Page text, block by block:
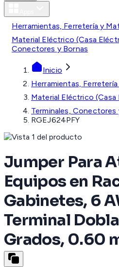
Herramientas, Ferretería y
Material Eléctrico (Casa
Conectores y Bornas
Inicio
Herramientas,
Material Eléctrico (Casa
Terminales, Conectores
RGEJ624PFY
Jumper Para
Equipos en
Gabinetes, 6
Terminal
Grados, 0.60